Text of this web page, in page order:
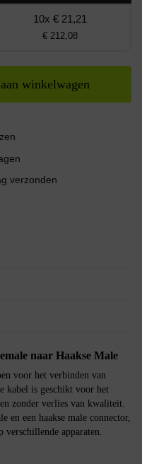
10x € 21,21
€ 212,08
winkelwagen
verzonden
naar Haakse Male
voor het verbinden van
kabel is geschikt voor het
zonder verlies van kwaliteit.
en een haakse male connector,
apparaten.